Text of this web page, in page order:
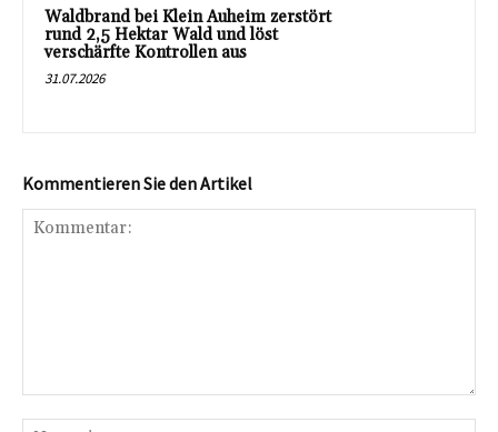
Waldbrand bei Klein Auheim zerstört
rund 2,5 Hektar Wald und löst
verschärfte Kontrollen aus
31.07.2026
Kommentieren Sie den Artikel